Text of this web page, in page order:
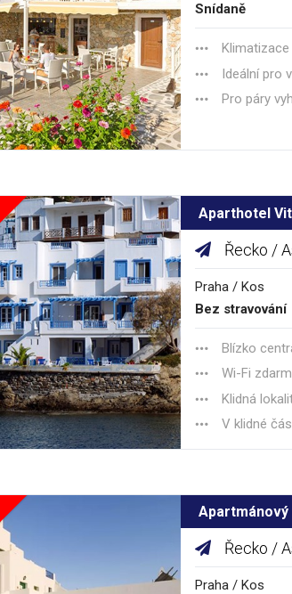
Snídaně
Ideální pro
Pro páry
Aparthotel
Řecko /
Praha / Kos
Bez stravování
Blízko
Wi-Fi
Klidná
V klidné
Řecko /
Praha / Kos